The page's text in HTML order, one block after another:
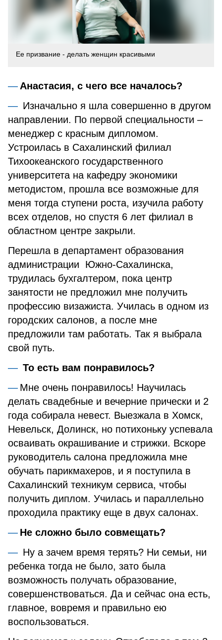
Ее призвание - делать женщин красивыми
Анастасия, с чего все началось?
Изначально я шла совершенно в другом
направлении. По первой специальности –
менеджер с красным дипломом.
Устроилась в Сахалинский филиал
Тихоокеанского государственного
университета на кафедру экономики
методистом, прошла все возможные для
меня тогда ступени роста, изучила работу
всех отделов, но спустя 6 лет филиал в
областном центре закрыли.
Перешла в департамент образования
администрации Южно-Сахалинска,
трудилась бухгалтером, пока центр
занятости не предложил мне получить
профессию визажиста. Училась в одном из
городских салонов, а после мне
предложили там работать. Так я выбрала
свой путь.
То есть вам понравилось?
Мне очень понравилось! Научилась
делать свадебные и вечерние прически и 2
года собирала невест. Выезжала в Хомск,
Невельск, Долинск, но потихоньку успевала
осваивать окрашивание и стрижки. Вскоре
руководитель салона предложила мне
обучать парикмахеров, и я поступила в
Сахалинский техникум сервиса, чтобы
получить диплом. Училась и параллельно
проходила практику еще в двух салонах.
Не сложно было совмещать?
Ну а зачем время терять? Ни семьи, ни
ребенка тогда не было, зато была
возможность получать образование,
совершенствоваться. Да и сейчас она есть,
главное, вовремя и правильно ею
воспользоваться.